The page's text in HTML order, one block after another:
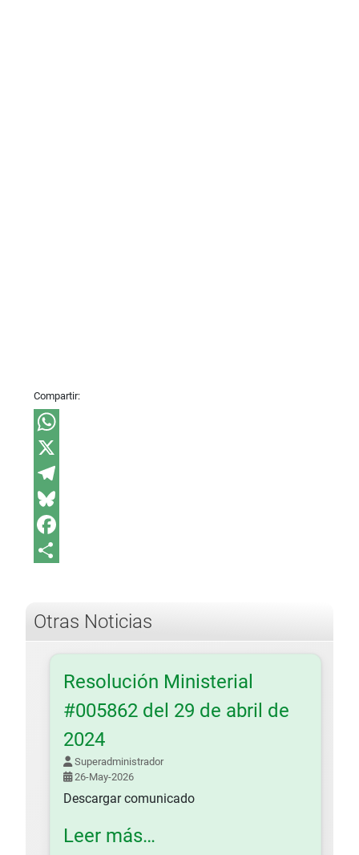
Compartir:
WhatsApp
X
Telegram
Bluesky
Facebook
Otras Noticias
Resolución Ministerial
#005862 del 29 de abril de
2024
Superadministrador
26-May-2026
Descargar comunicado
Leer más…